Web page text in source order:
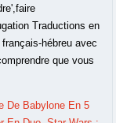
De Babylone En 5